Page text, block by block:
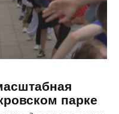
парке